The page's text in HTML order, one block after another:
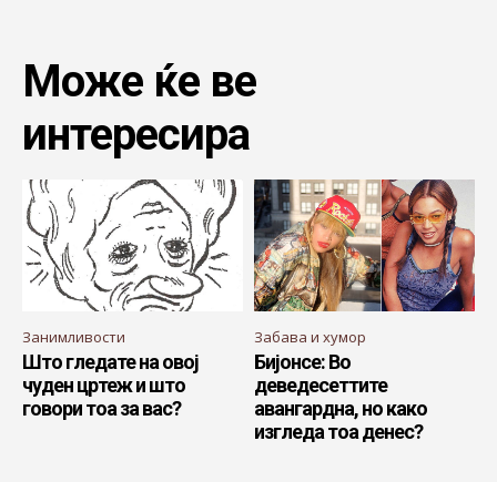
Може ќе ве
интересира
Занимливости
Што гледате на овој
чуден цртеж и што
говори тоа за вас?
Забава и хумор
Бијонсе: Во
деведесеттите
авангардна, но како
изгледа тоа денес?